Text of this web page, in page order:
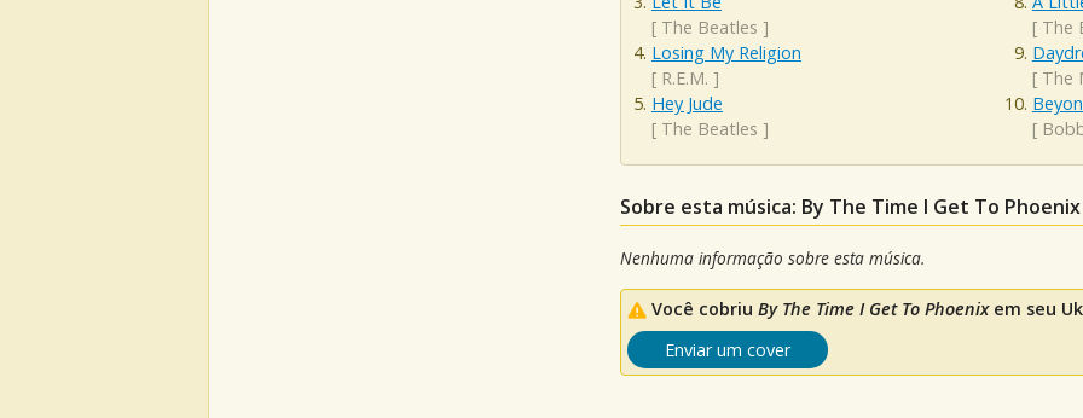
[ The Beatles ]
Losing My Religion
[ R.E.M. ]
Hey Jude
[ The Beatles ]
[ The
[ The
[
Sobre esta música: By The Time I Get To Phoenix
Nenhuma informação sobre esta música.
Você cobriu By The Time I Get To Phoenixem seu
Enviar um cover